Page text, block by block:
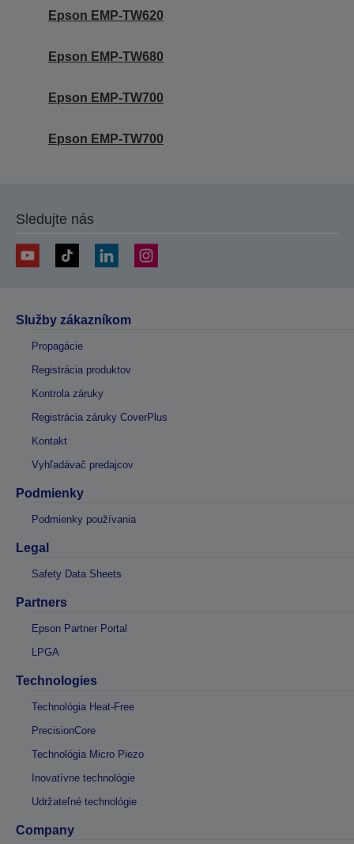
Epson EMP-TW620
Epson EMP-TW680
Epson EMP-TW700
Epson EMP-TW700
Sledujte nás
Služby zákazníkom
Propagácie
Registrácia produktov
Kontrola záruky
Registrácia záruky CoverPlus
Kontakt
Vyhľadávač predajcov
Podmienky
Podmienky používania
Legal
Safety Data Sheets
Partners
Epson Partner Portal
LPGA
Technologies
Technológia Heat-Free
PrecisionCore
Technológia Micro Piezo
Inovatívne technológie
Udržateľné technológie
Company